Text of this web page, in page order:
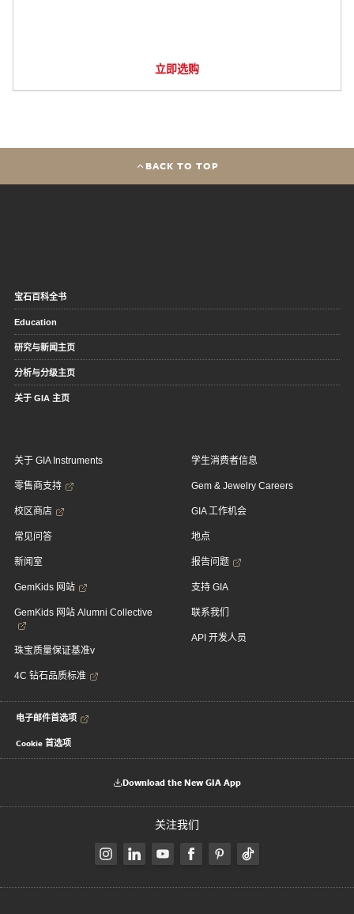
立即选购
BACK TO TOP
宝石百科全书
Education
研究与新闻主页
分析与分级主页
关于 GIA 主页
关于 GIA Instruments
零售商支持
校区商店
常见问答
新闻室
GemKids 网站
GemKids 网站 Alumni Collective
珠宝质量保证基准v
4C 钻石品质标准
学生消费者信息
Gem & Jewelry Careers
GIA 工作机会
地点
报告问题
支持 GIA
联系我们
API 开发人员
电子邮件首选项
Cookie 首选项
Download the New GIA App
关注我们